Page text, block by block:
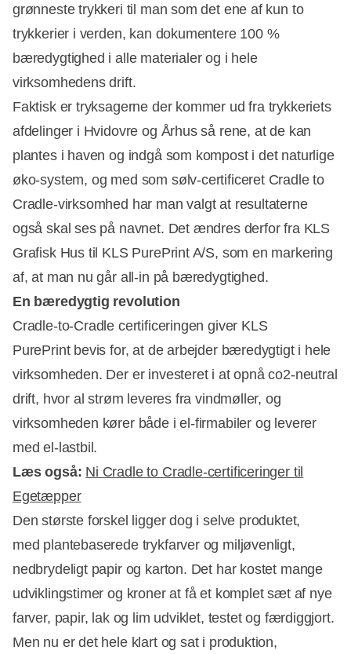
grønneste trykkeri til man som det ene af kun to
trykkerier i verden, kan dokumentere 100 %
bæredygtighed i alle materialer og i hele
virksomhedens drift.
Faktisk er tryksagerne der kommer ud fra trykkeriets
afdelinger i Hvidovre og Århus så rene, at de kan
plantes i haven og indgå som kompost i det naturlige
øko-system, og med som sølv-certificeret Cradle to
Cradle-virksomhed har man valgt at resultaterne
også skal ses på navnet. Det ændres derfor fra KLS
Grafisk Hus til KLS PurePrint A/S, som en markering
af, at man nu går all-in på bæredygtighed.
En bæredygtig revolution
Cradle-to-Cradle certificeringen giver KLS
PurePrint bevis for, at de arbejder bæredygtigt i hele
virksomheden. Der er investeret i at opnå co2-neutral
drift, hvor al strøm leveres fra vindmøller, og
virksomheden kører både i el-firmabiler og leverer
med el-lastbil.
Læs også: Ni Cradle to Cradle-certificeringer til
Egetæpper
Den største forskel ligger dog i selve produktet,
med plantebaserede trykfarver og miljøvenligt,
nedbrydeligt papir og karton. Det har kostet mange
udviklingstimer og kroner at få et komplet sæt af nye
farver, papir, lak og lim udviklet, testet og færdiggjort.
Men nu er det hele klart og sat i produktion,